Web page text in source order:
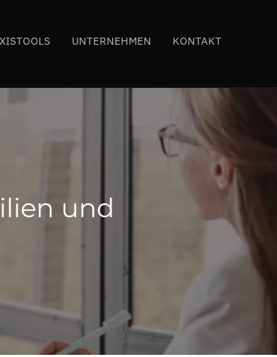
UNTERNEHMEN KONTAKT
und